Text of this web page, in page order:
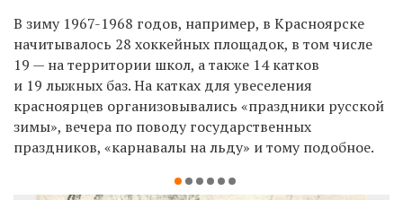
В зиму 1967-1968 годов, например, в Красноярске
начитывалось 28 хоккейных площадок, в том числе
19 — на территории школ, а также 14 катков
и 19 лыжных баз. На катках для увеселения
красноярцев организовывались «праздники русской
зимы», вечера по поводу государственных
праздников, «карнавалы на льду» и тому подобное.